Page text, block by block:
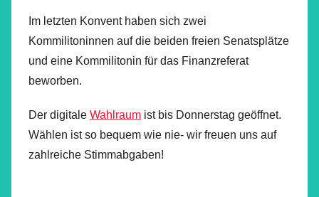
Im letzten Konvent haben sich zwei
Kommilitoninnen auf die beiden freien Senatsplätze
und eine Kommilitonin für das Finanzreferat
beworben.
Der digitale Wahlraum ist bis Donnerstag geöffnet.
Wählen ist so bequem wie nie- wir freuen uns auf
zahlreiche Stimmabgaben!